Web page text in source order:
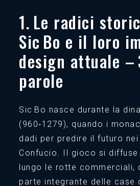
1. Le radici
Sic Bo e il loro
design attuale –
parole
Sic Bo nasce durante la
(960‑1279), quando i
dadi per predire il futuro
Confucio. Il gioco si diffuse
lungo le rotte commerciali,
parte integrante delle case